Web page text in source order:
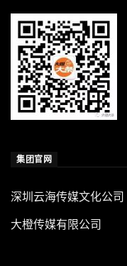
集团官网
深圳云海传媒文化公司
大橙传媒有限公司